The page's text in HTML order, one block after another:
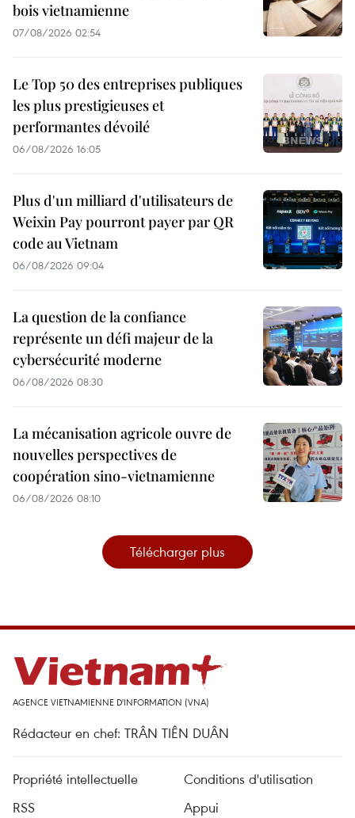
bois vietnamienne
07/08/2026 02:54
Le Top 50 des entreprises publiques
les plus prestigieuses et
performantes dévoilé
06/08/2026 16:05
Plus d'un milliard d'utilisateurs de
Weixin Pay pourront payer par QR
code au Vietnam
06/08/2026 09:04
La question de la confiance
représente un défi majeur de la
cybersécurité moderne
06/08/2026 08:30
La mécanisation agricole ouvre de
nouvelles perspectives de
coopération sino-vietnamienne
06/08/2026 08:10
Télécharger plus
AGENCE VIETNAMIENNE D'INFORMATION (VNA)
Rédacteur en chef: TRÂN TIÊN DUÂN
Propriété intellectuelle
Conditions d'utilisation
RSS
Appui